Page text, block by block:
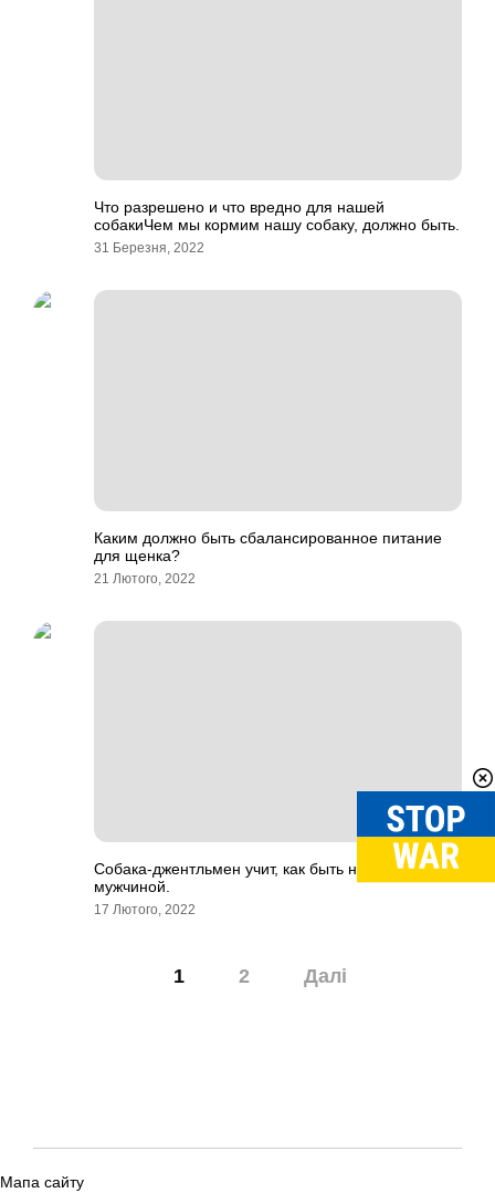
Что разрешено и что вредно для нашей
собакиЧем мы кормим нашу собаку, должно быть.
31 Березня, 2022
Каким должно быть сбалансированное питание
для щенка?
21 Лютого, 2022
Собака-джентльмен учит, как быть настоящим
мужчиной.
17 Лютого, 2022
1 2 Далі
Мапа сайту